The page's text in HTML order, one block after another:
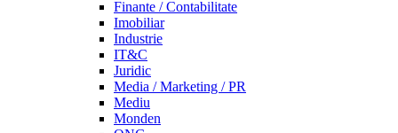
Finante / Contabilitate
Imobiliar
Industrie
IT&C
Juridic
Media / Marketing / PR
Mediu
Monden